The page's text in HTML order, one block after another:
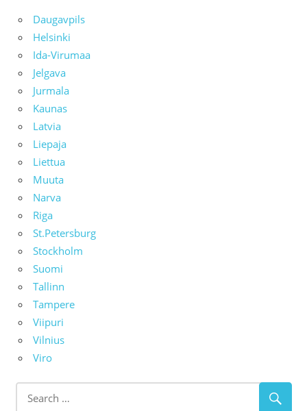
Daugavpils
Helsinki
Ida-Virumaa
Jelgava
Jurmala
Kaunas
Latvia
Liepaja
Liettua
Muuta
Narva
Riga
St.Petersburg
Stockholm
Suomi
Tallinn
Tampere
Viipuri
Vilnius
Viro